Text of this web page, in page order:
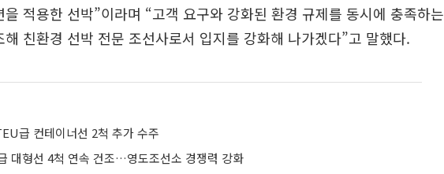
적용한 선박”이라며 “고객 요구와 강화된 환경 규제를 동시에 충족하는
친환경 선박 전문 조선사로서 입지를 강화해 나가겠다”고 말했다.
급 컨테이너선 2척 추가 수주
대형선 4척 연속 건조…영도조선소 경쟁력 강화